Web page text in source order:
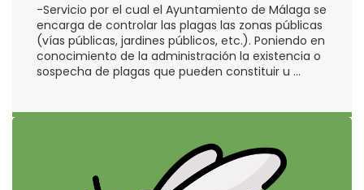
-Servicio por el cual el Ayuntamiento de Málaga se
encarga de controlar las plagas las zonas públicas
(vías públicas, jardines públicos, etc.). Poniendo en
conocimiento de la administración la existencia o
sospecha de plagas que pueden constituir u ...